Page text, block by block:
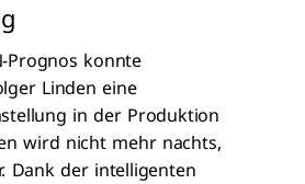
Prognos konnte
Linden eine
in der Produktion
wird nicht mehr nachts,
Dank der intelligenten